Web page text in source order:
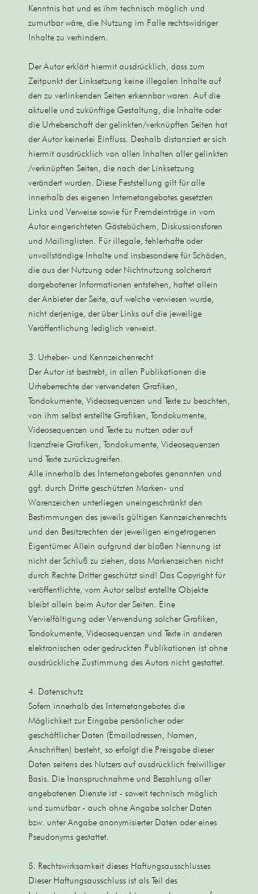
Kenntnis hat und es ihm technisch möglich und
zumutbar wäre, die Nutzung im Falle rechtswidriger
Inhalte zu verhindern.
Der Autor erklärt hiermit ausdrücklich, dass zum
Zeitpunkt der Linksetzung keine illegalen Inhalte auf
den zu verlinkenden Seiten erkennbar waren. Auf die
aktuelle und zukünftige Gestaltung, die Inhalte oder
die Urheberschaft der gelinkten/verknüpften Seiten hat
der Autor keinerlei Einfluss. Deshalb distanziert er sich
hiermit ausdrücklich von allen Inhalten aller gelinkten
/verknüpften Seiten, die nach der Linksetzung
verändert wurden. Diese Feststellung gilt für alle
innerhalb des eigenen Internetangebotes gesetzten
Links und Verweise sowie für Fremdeinträge in vom
Autor eingerichteten Gästebüchern, Diskussionsforen
und Mailinglisten. Für illegale, fehlerhafte oder
unvollständige Inhalte und insbesondere für Schäden,
die aus der Nutzung oder Nichtnutzung solcherart
dargebotener Informationen entstehen, haftet allein
der Anbieter der Seite, auf welche verwiesen wurde,
nicht derjenige, der über Links auf die jeweilige
Veröffentlichung lediglich verweist.
3. Urheber- und Kennzeichenrecht
Der Autor ist bestrebt, in allen Publikationen die
Urheberrechte der verwendeten Grafiken,
Tondokumente, Videosequenzen und Texte zu beachten,
von ihm selbst erstellte Grafiken, Tondokumente,
Videosequenzen und Texte zu nutzen oder auf
lizenzfreie Grafiken, Tondokumente, Videosequenzen
und Texte zurückzugreifen.
Alle innerhalb des Internetangebotes genannten und
ggf. durch Dritte geschützten Marken- und
Warenzeichen unterliegen uneingeschränkt den
Bestimmungen des jeweils gültigen Kennzeichenrechts
und den Besitzrechten der jeweiligen eingetragenen
Eigentümer. Allein aufgrund der bloßen Nennung ist
nicht der Schluß zu ziehen, dass Markenzeichen nicht
durch Rechte Dritter geschützt sind! Das Copyright für
veröffentlichte, vom Autor selbst erstellte Objekte
bleibt allein beim Autor der Seiten. Eine
Vervielfältigung oder Verwendung solcher Grafiken,
Tondokumente, Videosequenzen und Texte in anderen
elektronischen oder gedruckten Publikationen ist ohne
ausdrückliche Zustimmung des Autors nicht gestattet.
4. Datenschutz
Sofern innerhalb des Internetangebotes die
Möglichkeit zur Eingabe persönlicher oder
geschäftlicher Daten (Emailadressen, Namen,
Anschriften) besteht, so erfolgt die Preisgabe dieser
Daten seitens des Nutzers auf ausdrücklich freiwilliger
Basis. Die Inanspruchnahme und Bezahlung aller
angebotenen Dienste ist - soweit technisch möglich
und zumutbar - auch ohne Angabe solcher Daten
bzw. unter Angabe anonymisierter Daten oder eines
Pseudonyms gestattet.
5. Rechtswirksamkeit dieses Haftungsausschlusses
Dieser Haftungsausschluss ist als Teil des